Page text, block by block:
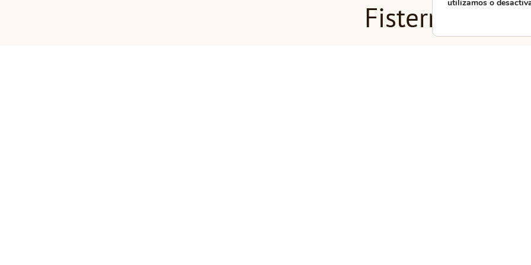
Fisterrautilizamos o